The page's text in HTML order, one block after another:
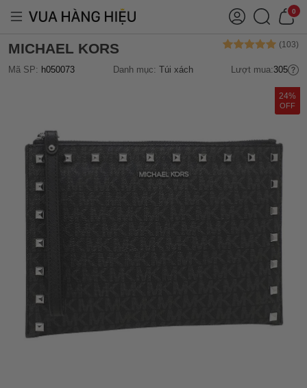
0
MICHAEL KORS
Mã SP: h050073 Danh mục: Túi xách Lượt mua:305
24%
OFF